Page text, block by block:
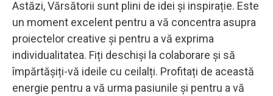
Astăzi, Vărsătorii sunt plini de idei și inspirație. Este
un moment excelent pentru a vă concentra asupra
proiectelor creative și pentru a vă exprima
individualitatea. Fiți deschiși la colaborare și să
împărtășiți-vă ideile cu ceilalți. Profitați de această
energie pentru a vă urma pasiunile și pentru a vă